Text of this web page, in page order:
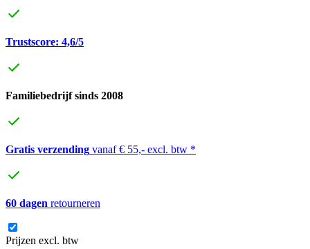
Trustscore: 4,6/5
Familiebedrijf sinds 2008
Gratis verzending vanaf € 55,- excl. btw *
60 dagen retourneren
Prijzen excl. btw